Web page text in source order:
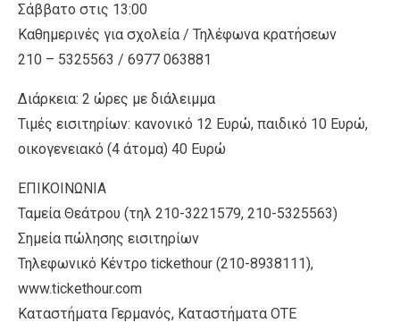
Σάββατο στις 13:00
Καθημερινές για σχολεία / Τηλέφωνα κρατήσεων
210 – 5325563 / 6977 063881
Διάρκεια: 2 ώρες με διάλειμμα
Τιμές εισιτηρίων: κανονικό 12 Ευρώ, παιδικό 10 Ευρώ,
οικογενειακό (4 άτομα) 40 Ευρώ
ΕΠΙΚΟΙΝΩΝΙΑ
Ταμεία Θεάτρου (τηλ 210-3221579, 210-5325563)
Σημεία πώλησης εισιτηρίων
Τηλεφωνικό Κέντρο tickethour (210-8938111),
www.tickethour.com
Καταστήματα Γερμανός, Καταστήματα ΟΤΕ